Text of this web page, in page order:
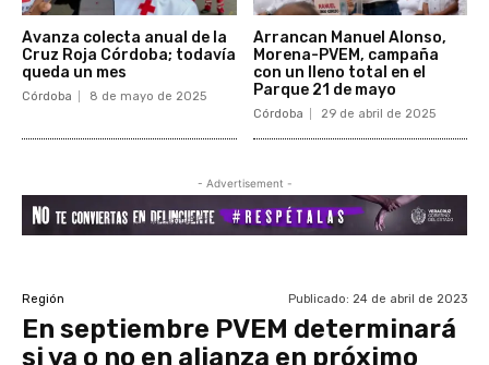
Avanza colecta anual de la
Cruz Roja Córdoba; todavía
queda un mes
Córdoba 8 de mayo de 2025
Arrancan Manuel Alonso,
Morena-PVEM, campaña
con un lleno total en el
Parque 21 de mayo
Córdoba 29 de abril de 2025
- Advertisement -